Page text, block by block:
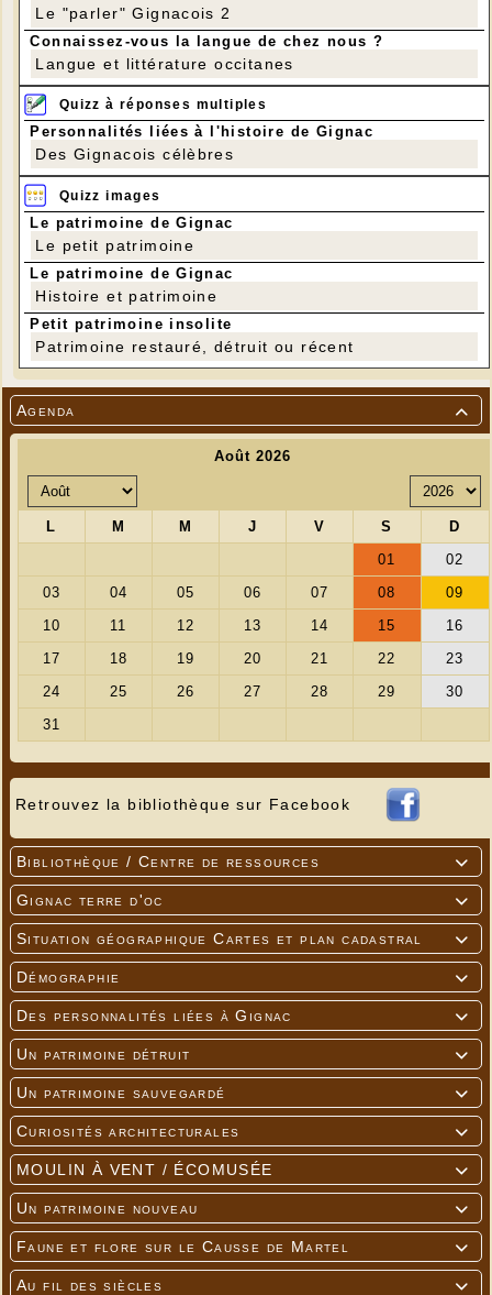

Agenda
Retrouvez la bibliothèque sur Facebook

Bibliothèque / Centre de ressources

Gignac terre d'oc

Situation géographique Cartes et plan cadastral

Démographie

Des personnalités liées à Gignac

Un patrimoine détruit

Un patrimoine sauvegardé

Curiosités architecturales

MOULIN À VENT / ÉCOMUSÉE

Un patrimoine nouveau

Faune et flore sur le Causse de Martel

Au fil des siècles
Le "parler" Gignacois 2
Connaissez-vous la langue de chez nous ?
Langue et littérature occitanes
Quizz à réponses multiples
Personnalités liées à l'histoire de Gignac
Des Gignacois célèbres
Quizz images
Le patrimoine de Gignac
Le petit patrimoine
Le patrimoine de Gignac
Histoire et patrimoine
Petit patrimoine insolite
Patrimoine restauré, détruit ou récent